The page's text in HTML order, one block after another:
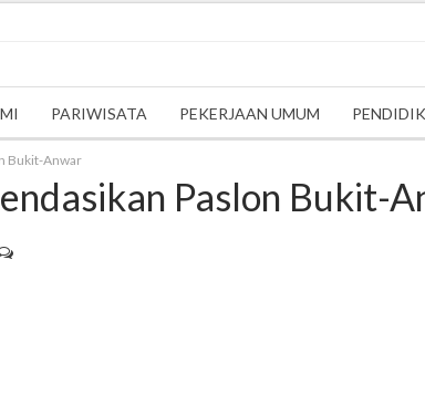
PARIWISATA PEKERJAAN UMUM
Bukit-Anwar
Paslon Bukit-